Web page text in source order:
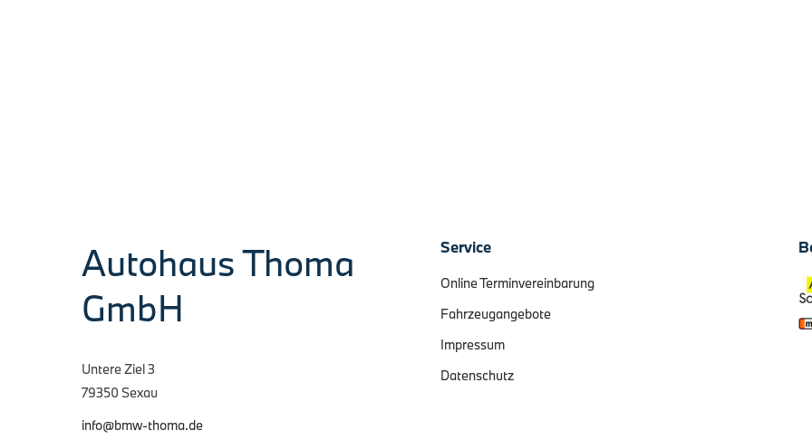
Autohaus Thoma
GmbH
Untere Ziel 3
79350 Sexau
info@bmw-thoma.de
Service
Online Terminvereinbarung
Fahrzeugangebote
Impressum
Datenschutz